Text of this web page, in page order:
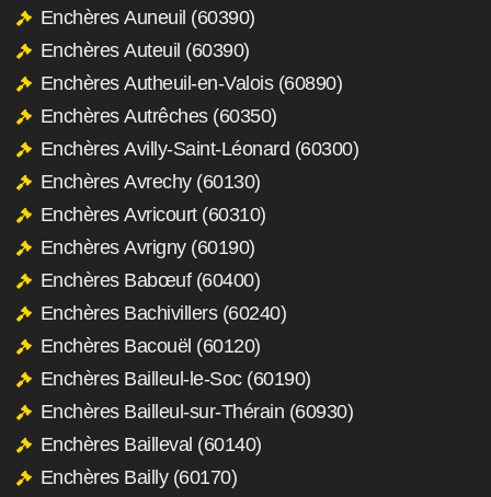
Enchères Auneuil (60390)
Enchères Auteuil (60390)
Enchères Autheuil-en-Valois (60890)
Enchères Autrêches (60350)
Enchères Avilly-Saint-Léonard (60300)
Enchères Avrechy (60130)
Enchères Avricourt (60310)
Enchères Avrigny (60190)
Enchères Babœuf (60400)
Enchères Bachivillers (60240)
Enchères Bacouël (60120)
Enchères Bailleul-le-Soc (60190)
Enchères Bailleul-sur-Thérain (60930)
Enchères Bailleval (60140)
Enchères Bailly (60170)